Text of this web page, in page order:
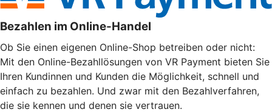
Bezahlen im Online-Handel
Ob Sie einen eigenen Online-Shop betreiben oder nicht:
Mit den Online-Bezahllösungen von VR Payment bieten Sie
Ihren Kundinnen und Kunden die Möglichkeit, schnell und
einfach zu bezahlen. Und zwar mit den Bezahlverfahren,
die sie kennen und denen sie vertrauen.